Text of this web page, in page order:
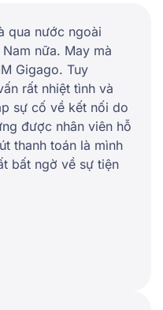
qua nước ngoài
nữa. May mà
Gigago. Tuy
rất nhiệt tình và
sự cố về kết nối do
được nhân viên hỗ
thanh toán là mình
bất ngờ về sự tiện